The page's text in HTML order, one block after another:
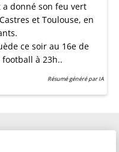
donné son feu vert
et Toulouse, en
ce soir au 16e de
à 23h..
Résumé généré par IA